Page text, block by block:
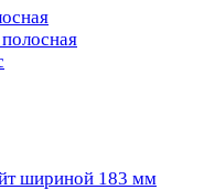
шириной 183 мм